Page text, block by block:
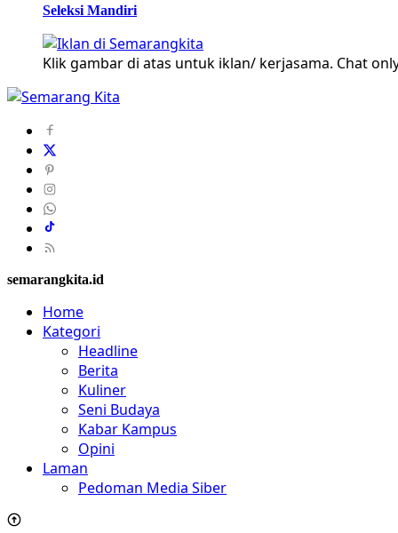
Seleksi Mandiri
Klik gambar di atas untuk iklan/ kerjasama. Chat
semarangkita.id
Home
Kategori
Headline
Berita
Kuliner
Seni Budaya
Kabar Kampus
Opini
Laman
Pedoman Media Siber